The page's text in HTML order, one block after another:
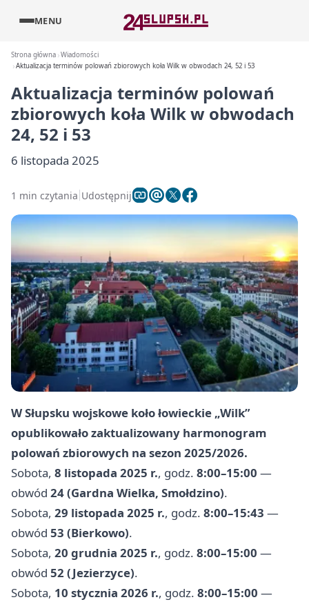
MENU
Strona główna Wiadomości
Aktualizacja terminów polowań zbiorowych koła Wilk w obwodach 24, 52 i 53
Aktualizacja terminów polowań
zbiorowych koła Wilk w obwodach
24, 52 i 53
6 listopada 2025
1 min czytania Udostępnij
W Słupsku wojskowe koło łowieckie „Wilk”
opublikowało zaktualizowany harmonogram
polowań zbiorowych na sezon 2025/2026.
Sobota, 8 listopada 2025 r., godz. 8:00–15:00 —
obwód 24 (Gardna Wielka, Smołdzino).
Sobota, 29 listopada 2025 r., godz. 8:00–15:43 —
obwód 53 (Bierkowo).
Sobota, 20 grudnia 2025 r., godz. 8:00–15:00 —
obwód 52 (Jezierzyce).
Sobota, 10 stycznia 2026 r., godz. 8:00–15:00 —